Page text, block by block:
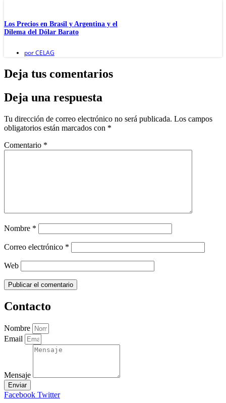
Los Precios en Brasil y Argentina y el
Dilema del Dólar Barato
porCELAG
Deja tus comentarios
Deja una respuesta
Tu dirección de correo electrónico no será publicada. Los campos
obligatorios están marcados con *
Comentario *
Nombre *
Correo electrónico *
Web
Contacto
Nombre
Email
Mensaje
Enviar
Facebook Twitter